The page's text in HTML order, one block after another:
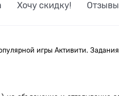
Хочу скидку! Отзывы
игры Активити.